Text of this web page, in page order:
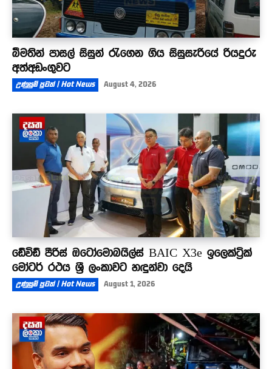
බීමතින් පාසල් සිසුන් රැගෙන ගිය සිසුසැරියේ රියදුරු
අත්අඩංගුවට
උණුසුම් පුවත් | Hot News August 4, 2026
ඩේවිඩ් පීරිස් ඔටෝමොබයිල්ස් BAIC X3e ඉලෙක්ට්‍රික්
මෝටර් රථය ශ්‍රී ලංකාවට හඳුන්වා දෙයි
උණුසුම් පුවත් | Hot News August 1, 2026